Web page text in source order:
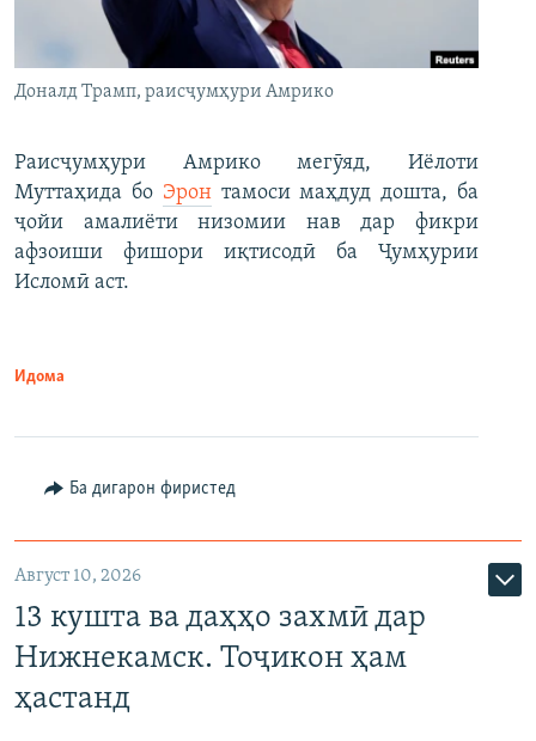
Доналд Трамп, раисҷумҳури Амрико
Раисҷумҳури Амрико мегӯяд, Иёлоти
Муттаҳида бо Эронтамоси маҳдуд дошта, ба
ҷойи амалиёти низомии нав дар фикри
афзоиши фишори иқтисодӣ ба Ҷумҳурии
Исломӣ аст.
Идома
Ба дигарон фиристед
Август 10, 2026
13 кушта ва даҳҳо захмӣ дар
Нижнекамск. Тоҷикон ҳам
ҳастанд